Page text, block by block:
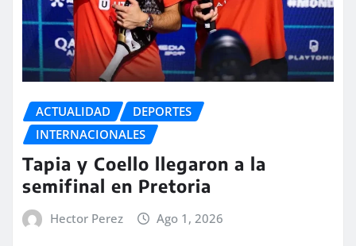
ACTUALIDAD
DEPORTES
INTERNACIONALES
Tapia y Coello llegaron a la
semifinal en Pretoria
Hector Perez Ago 1, 2026